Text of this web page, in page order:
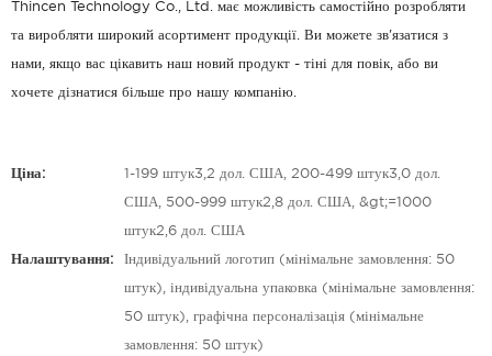
Thincen Technology Co., Ltd. має можливість самостійно розробляти
та виробляти широкий асортимент продукції. Ви можете зв'язатися з
нами, якщо вас цікавить наш новий продукт - тіні для повік, або ви
хочете дізнатися більше про нашу компанію.
Ціна: 1-199 штук3,2 дол. США, 200-499 штук3,0 дол.
США, 500-999 штук2,8 дол. США, &gt;=1000
штук2,6 дол. США
Налаштування: Індивідуальний логотип (мінімальне замовлення: 50
штук), індивідуальна упаковка (мінімальне замовлення:
50 штук), графічна персоналізація (мінімальне
замовлення: 50 штук)